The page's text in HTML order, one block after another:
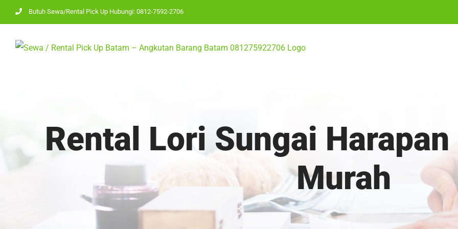
to
content
Butuh Sewa/Rental Pick Up Hubungi: 0812-7592-2706
Rental Lori Sungai
Murah